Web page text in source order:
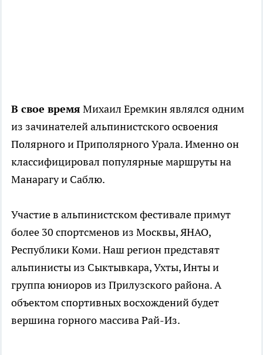
В свое время Михаил Еремкин являлся одним
из зачинателей альпинистского освоения
Полярного и Приполярного Урала. Именно он
классифицировал популярные маршруты на
Манарагу и Саблю.
Участие в альпинистском фестивале примут
более 30 спортсменов из Москвы, ЯНАО,
Республики Коми. Наш регион представят
альпинисты из Сыктывкара, Ухты, Инты и
группа юниоров из Прилузского района. А
объектом спортивных восхождений будет
вершина горного массива Рай-Из.